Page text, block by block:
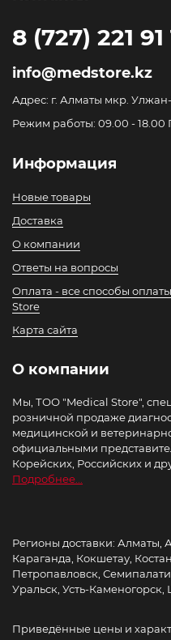
8 (727) 221 91
info@medstore.kz
Адрес: г. Алматы мкр. Улжан-
Режим работы: 09.00 - 18.00
Информация
Новые товары
Доставка
О компании
Ответы на вопросы
Оплата - все способы
Store
Карта сайта
О компании
Мы, ТОО "Medical Store",
розничной продаже
медицинской и
официальными
Корейских, Российских и
Подробнее...
Регионы доставки: Алматы,
Караганда, Кокшетау,
Петропавловск,
Уральск, Усть-Каменогорск,
Приведённые цены и